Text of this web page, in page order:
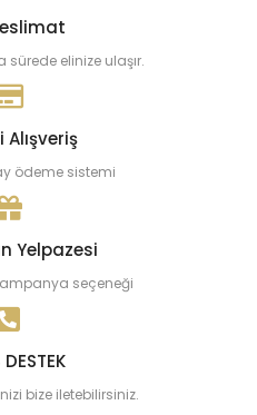
sürede elinize ulaşır.
ödeme sistemi
Yelpazesi
seçeneği
bize iletebilirsiniz.